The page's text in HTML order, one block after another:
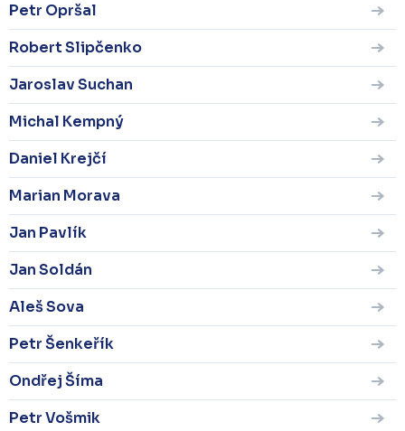
Petr Opršal
Robert Slipčenko
Jaroslav Suchan
Michal Kempný
Daniel Krejčí
Marian Morava
Jan Pavlík
Jan Soldán
Aleš Sova
Petr Šenkeřík
Ondřej Šíma
Petr Vošmik